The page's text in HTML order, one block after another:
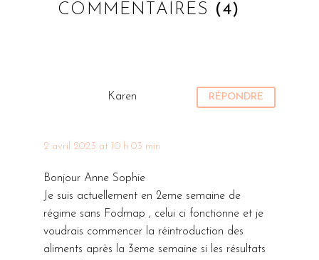
COMMENTAIRES (4)
Karen
2 avril 2023 at 10 h 03 min
RÉPONDRE
Bonjour Anne Sophie
Je suis actuellement en 2eme semaine de
régime sans Fodmap , celui ci fonctionne et je
voudrais commencer la réintroduction des
aliments après la 3eme semaine si les résultats